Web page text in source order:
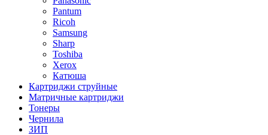
Pantum
Ricoh
Samsung
Sharp
Toshiba
Xerox
Катюша
Картриджи струйные
Матричные картриджи
Тонеры
Чернила
ЗИП